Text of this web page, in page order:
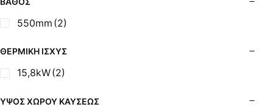
Σόμπες Υγραερίου
Σούβλες - Εργαλεία Ψησίματος BBQ
Σωλήνες (Μπουριά), Εξαρτήματα Σόμπας
Τζάκια - Εστίες
550mm (2)
ΘΕΡΜΙΚΉ ΙΣΧΎΣ
15,8kW(2)
ΎΨΟΣ ΧΏΡΟΥ ΚΑΎΣΕΩΣ